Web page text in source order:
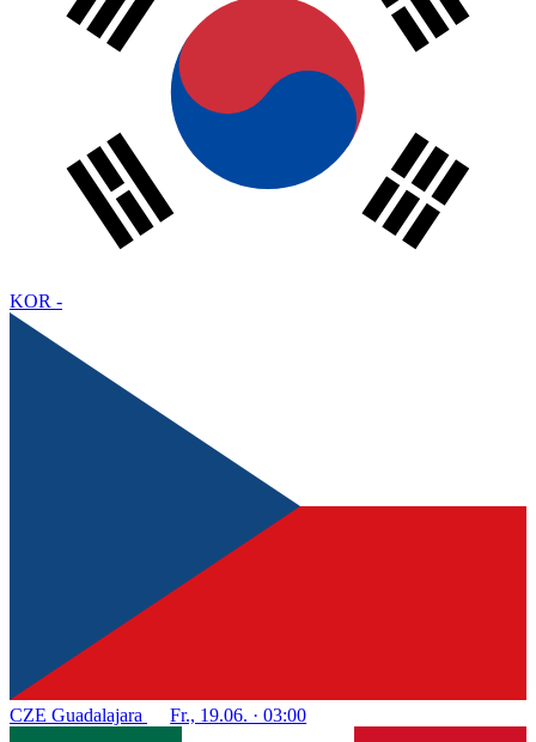
KOR -
CZE Guadalajara Fr., 19.06. · 03:00